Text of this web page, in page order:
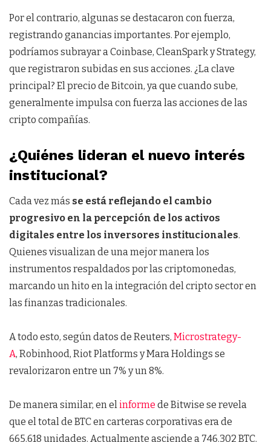
Por el contrario, algunas se destacaron con fuerza,
registrando ganancias importantes. Por ejemplo,
podríamos subrayar a Coinbase, CleanSpark y Strategy,
que registraron subidas en sus acciones. ¿La clave
principal? El precio de Bitcoin, ya que cuando sube,
generalmente impulsa con fuerza las acciones de las
cripto compañías.
¿Quiénes lideran el nuevo interés
institucional?
Cada vez más se está reflejando el cambio
progresivo en la percepción de los activos
digitales entre los inversores institucionales.
Quienes visualizan de una mejor manera los
instrumentos respaldados por las criptomonedas,
marcando un hito en la integración del cripto sector en
las finanzas tradicionales.
A todo esto, según datos de Reuters, Microstrategy-
A, Robinhood, Riot Platforms y Mara Holdings se
revalorizaron entre un 7% y un 8%.
De manera similar, en el informe de Bitwise se revela
que el total de BTC en carteras corporativas era de
665.618 unidades. Actualmente asciende a 746.302 BTC.